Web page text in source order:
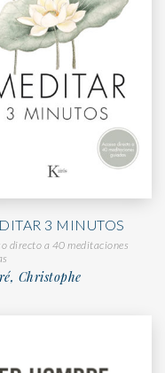
3 MINUTOS
directo a 40 meditaciones
Christophe